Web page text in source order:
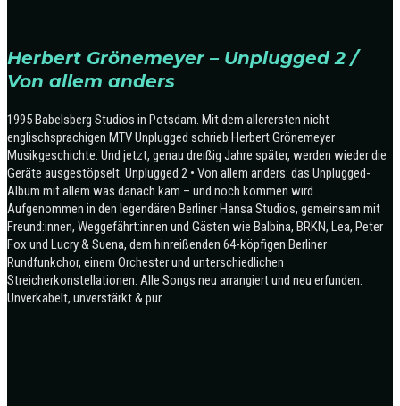
Herbert Grönemeyer – Unplugged 2 /
Von allem anders
1995 Babelsberg Studios in Potsdam. Mit dem allerersten nicht
englischsprachigen MTV Unplugged schrieb Herbert Grönemeyer
Musikgeschichte. Und jetzt, genau dreißig Jahre später, werden wieder die
Geräte ausgestöpselt. Unplugged 2 • Von allem anders: das Unplugged-
Album mit allem was danach kam – und noch kommen wird.
Aufgenommen in den legendären Berliner Hansa Studios, gemeinsam mit
Freund:innen, Weggefährt:innen und Gästen wie Balbina, BRKN, Lea, Peter
Fox und Lucry & Suena, dem hinreißenden 64-köpfigen Berliner
Rundfunkchor, einem Orchester und unterschiedlichen
Streicherkonstellationen. Alle Songs neu arrangiert und neu erfunden.
Unverkabelt, unverstärkt & pur.